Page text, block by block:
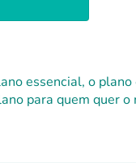
essencial, o
para quem quer